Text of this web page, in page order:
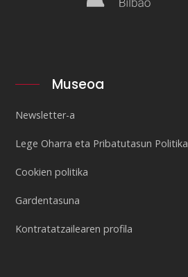
Museoa
Newsletter-a
Lege Oharra eta Pribatutasun Politika
Cookien politika
Gardentasuna
Kontratatzailearen profila